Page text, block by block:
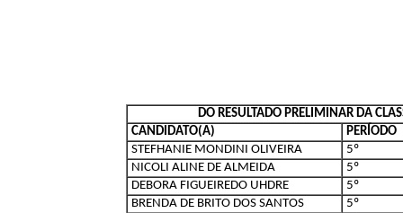
DO RESULTADO PRELIMINAR DA
CANDIDATO(A)
PERÍODO
STEFHANIE MONDINI OLIVEIRA
5º
NICOLI ALINE DE ALMEIDA
5º
DEBORA FIGUEIREDO UHDRE
5º
BRENDA DE BRITO DOS SANTOS
5º